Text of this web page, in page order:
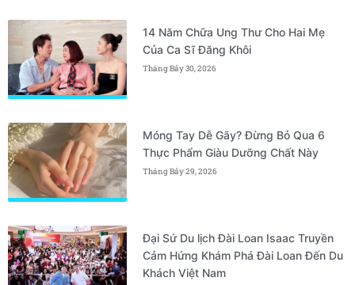
14 Năm Chữa Ung Thư Cho Hai Mẹ
Của Ca Sĩ Đăng Khôi
Tháng Bảy 30, 2026
Móng Tay Dễ Gãy? Đừng Bỏ Qua 6
Thực Phẩm Giàu Dưỡng Chất Này
Tháng Bảy 29, 2026
Đại Sứ Du lịch Đài Loan Isaac Truyền
Cảm Hứng Khám Phá Đài Loan Đến Du
Khách Việt Nam